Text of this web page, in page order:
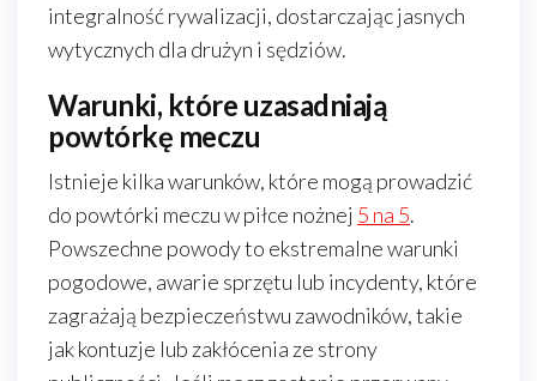
integralność rywalizacji, dostarczając jasnych
wytycznych dla drużyn i sędziów.
Warunki, które uzasadniają
powtórkę meczu
Istnieje kilka warunków, które mogą prowadzić
do powtórki meczu w piłce nożnej 5 na 5.
Powszechne powody to ekstremalne warunki
pogodowe, awarie sprzętu lub incydenty, które
zagrażają bezpieczeństwu zawodników, takie
jak kontuzje lub zakłócenia ze strony